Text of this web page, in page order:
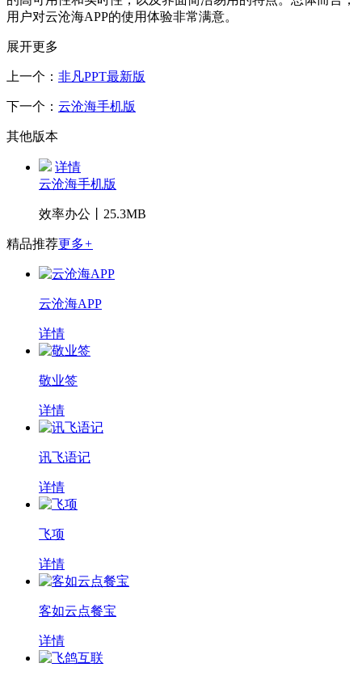
用户对云沧海APP的使用体验非常满意。
展开更多
上一个： 非凡PPT最新版
下一个： 云沧海手机版
其他版本
详情
云沧海手机版
效率办公丨25.3MB
精品推荐更多+
云沧海APP
详情
敬业签
详情
讯飞语记
详情
飞项
详情
客如云点餐宝
详情